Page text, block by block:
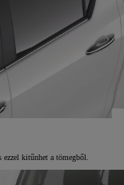
ezzel kitűnhet a tömegből.